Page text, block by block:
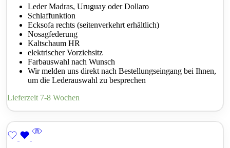
Leder Madras, Uruguay oder Dollaro
Schlaffunktion
Ecksofa rechts (seitenverkehrt erhältlich)
Nosagfederung
Kaltschaum HR
elektrischer Vorziehsitz
Farbauswahl nach Wunsch
Wir melden uns direkt nach Bestellungseingang bei Ihnen,
um die Lederauswahl zu besprechen
Lieferzeit 7-8 Wochen